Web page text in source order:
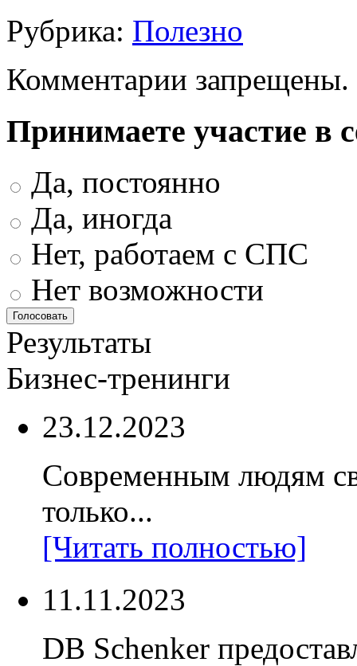
Рубрика: Полезно
Комментарии запрещены.
Принимаете участие в
Да, постоянно
Да, иногда
Нет, работаем с СПС
Нет возможности
Результаты
Бизнес-тренинги
23.12.2023
Современным людям
только...
[Читать полностью]
11.11.2023
DB Schenker